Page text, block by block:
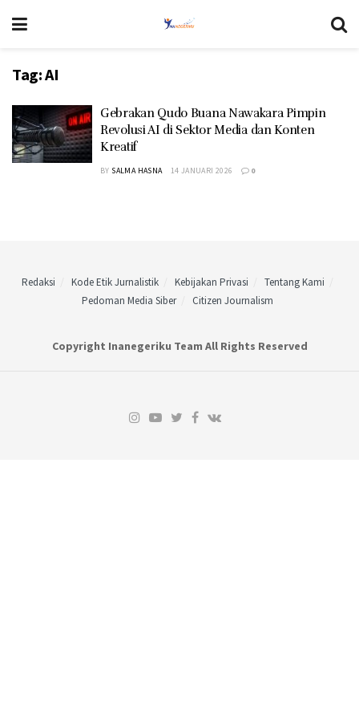
Tag:AI
Gebrakan Qudo Buana Nawakara Pimpin
Revolusi AI di Sektor Media dan Konten
Kreatif
BY SALMA HASNA 14 JANUARI 2026 0
Redaksi Kode Etik Jurnalistik Kebijakan Privasi
Tentang Kami
Pedoman Media Siber
Citizen Journalism
Copyright Inanegeriku Team All Rights Reserved